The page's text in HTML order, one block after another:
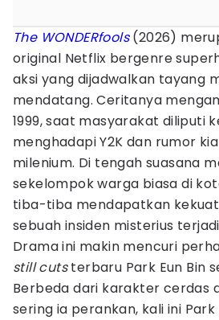
The WONDERfools(2026)
original Netflix bergenre
aksi yang dijadwalkan tayang
mendatang. Ceritanya
1999, saat masyarakat diliputi
menghadapi Y2K dan rumor
milenium. Di tengah suasana
sekelompok warga biasa di
tiba-tiba mendapatkan
sebuah insiden misterius
Drama ini makin mencuri
still cutsterbaru Park Eun Bin
Berbeda dari karakter cerdas
sering ia perankan, kali ini